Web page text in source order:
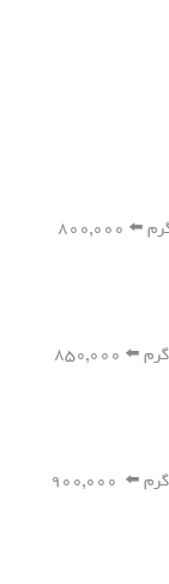
✳️ یونولیت تیرچه بتنی/۱۲۰۰ الی ۱۳۰۰گرم ⬅️ ۸۰۰,۰۰۰
✳️ یونولیت تیرچه بتنی/۱۳۰۰ الی ۱۴۰۰ گرم ⬅️ ۸۵۰,۰۰۰
✳️ یونولیت تیرچه بتنی/۱۴۰۰ الی ۱۵۰۰ گرم ⬅️ ۹۰۰,۰۰۰